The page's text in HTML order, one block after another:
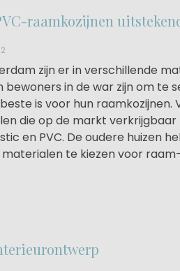
raamkozijnen
zijn er in verschillende
bewoners in de war zijn om te
is voor hun raamkozijnen.
die op de markt verkrijgbaar
en PVC. De oudere huizen
te kiezen voor